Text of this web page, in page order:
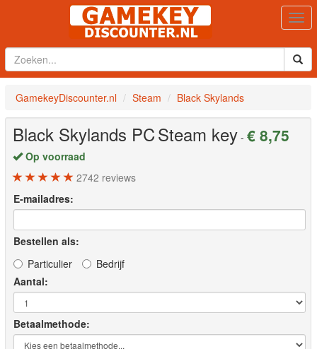
GamekeyDiscounter.nl Steam Black Skylands
Black Skylands PCSteam key - € 8,75
Op voorraad
2742 reviews
E-mailadres:
Bestellen als:
Particulier
Bedrijf
Aantal:
Betaalmethode: